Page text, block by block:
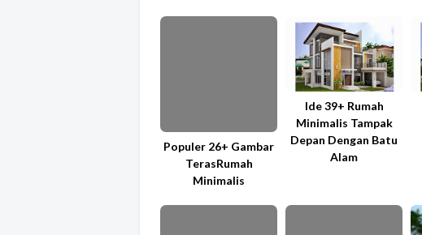
Populer 26+ Gambar
TerasRumah
Minimalis
Ide 39+ Rumah
Minimalis Tampak
Depan Dengan Batu
Alam